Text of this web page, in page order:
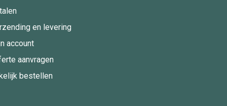
en levering
account
aanvragen
bestellen